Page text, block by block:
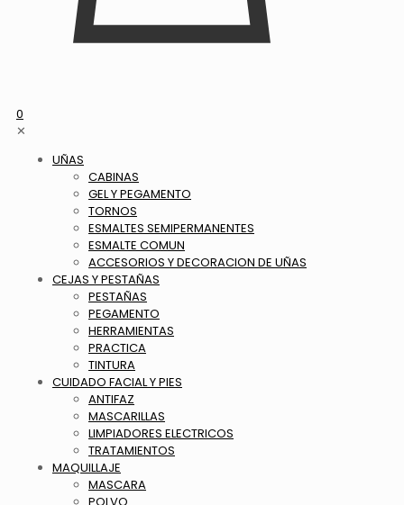
0
✕
UÑAS
CABINAS
GEL Y PEGAMENTO
TORNOS
ESMALTES SEMIPERMANENTES
ESMALTE COMUN
ACCESORIOS Y DECORACION DE UÑAS
CEJAS Y PESTAÑAS
PESTAÑAS
PEGAMENTO
HERRAMIENTAS
PRACTICA
TINTURA
CUIDADO FACIAL Y PIES
ANTIFAZ
MASCARILLAS
LIMPIADORES ELECTRICOS
TRATAMIENTOS
MAQUILLAJE
MASCARA